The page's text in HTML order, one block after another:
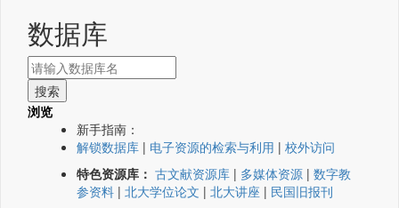
数据库
浏览
新手指南：
解锁数据库 | 电子资源的检索与利用 | 校外访问
特色资源库： 古文献资源库 | 多媒体资源 | 数字教
参资料 | 北大学位论文 | 北大讲座 | 民国旧报刊